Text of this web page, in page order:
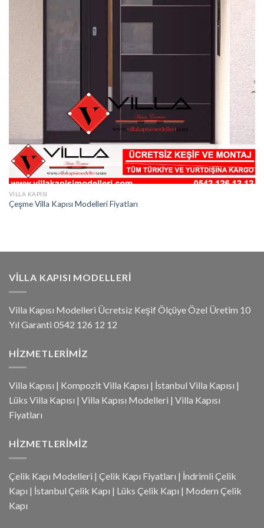
VILLA KAPISI
Çeşme Villa Kapısı Modelleri Fiyatları
VILLA KAPISI MODELLERI
Villa Kapısı Modelleri Ücretsiz Keşif Ölçüye Özel Üretim 10
Yıl Garanti 0542 126 12 12
HIZMETLERIMIZ
Villa Kapısı | Kompozit Villa Kapısı | İstanbul Villa Kapısı |
Lüks Villa Kapısı | Villa Kapısı Modelleri | Villa Kapısı
Fiyatları
HIZMETLERIMIZ
Çelik Kapı Modelleri | Çelik Kapı Fiyatları | İndrimli Çelik
Kapı | İstanbul Çelik Kapı | Lüks Çelik Kapı | Modern Çelik
Kapı